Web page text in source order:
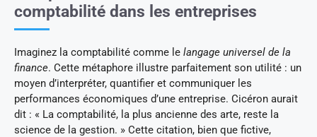
comptabilité dans les entreprises
Imaginez la comptabilité comme le langage universel de la
finance. Cette métaphore illustre parfaitement son utilité : un
moyen d’interpréter, quantifier et communiquer les
performances économiques d’une entreprise. Cicéron aurait
dit : « La comptabilité, la plus ancienne des arte, reste la
science de la gestion. » Cette citation, bien que fictive,